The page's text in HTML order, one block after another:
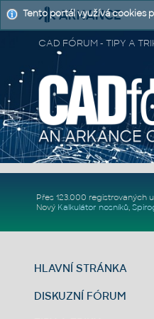
CAD FÓRUM - TIPY A
Přes 123.000 registrovaných
Nový Kalkulátor nosníků,
HLAVNÍ STRÁNKA
DISKUZNÍ FÓRUM
Tento portál využívá cookies